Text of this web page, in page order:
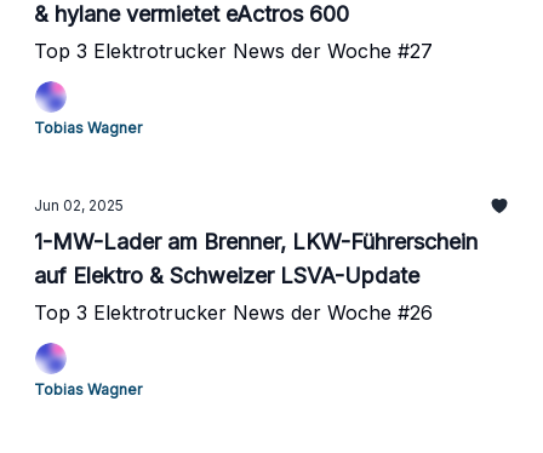
& hylane vermietet eActros 600
Top 3 Elektrotrucker News der Woche #27
Tobias Wagner
Jun 02, 2025
1-MW-Lader am Brenner, LKW-Führerschein
auf Elektro & Schweizer LSVA-Update
Top 3 Elektrotrucker News der Woche #26
Tobias Wagner